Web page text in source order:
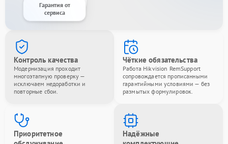
Гарантия от
сервиса
Контроль качества
Модернизация проходит
многоэтапную проверку —
исключаем недоработки и
повторные сбои.
Чёткие обязательства
Работа Hikvision RemSupport
сопровождается прописанными
гарантийными условиями — без
размытых формулировок.
Приоритетное
Надёжные